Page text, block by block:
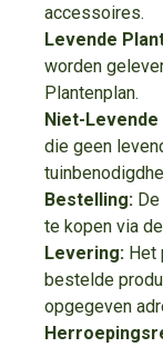
accessoires.
Levende
worden
Plantenplan.
Niet-
die geen
Bestelling:
te kopen via
Levering: Het
bestelde
opgegeven